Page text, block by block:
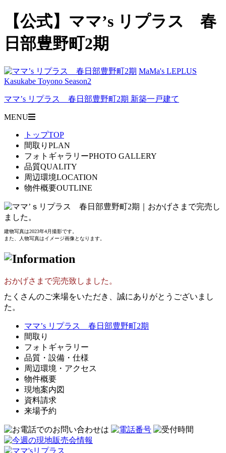
【公式】ママ’s リプラス 春
日部豊野町2期
MaMa's LEPLUS
Kasukabe Toyono Season2
ママ’s リプラス 春日部豊野町2期 新築一戸建て
MENU
トップTOP
間取り PLAN
フォトギャラリーPHOTO GALLERY
品質QUALITY
周辺環境LOCATION
物件概要OUTLINE
建物写真は2023年4月撮影です。
また、人物写真はイメージ画像となります。
おかげさまで完売致しました。
たくさんのご来場をいただき、誠にありがとうございまし
た。
ママ’s リプラス 春日部豊野町2期
間取り
フォトギャラリー
品質・設備・仕様
周辺環境・アクセス
物件概要
現地案内図
資料請求
来場予約